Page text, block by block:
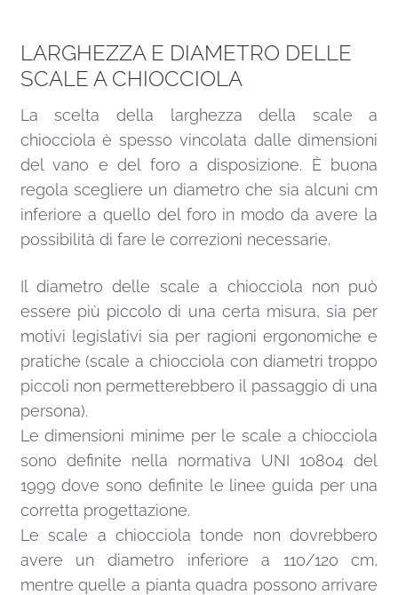
LARGHEZZA E DIAMETRO DELLE
SCALE A CHIOCCIOLA
La scelta della larghezza della scale a
chiocciola è spesso vincolata dalle dimensioni
del vano e del foro a disposizione. È buona
regola scegliere un diametro che sia alcuni cm
inferiore a quello del foro in modo da avere la
possibilità di fare le correzioni necessarie.
Il diametro delle scale a chiocciola non può
essere più piccolo di una certa misura, sia per
motivi legislativi sia per ragioni ergonomiche e
pratiche (scale a chiocciola con diametri troppo
piccoli non permetterebbero il passaggio di una
persona).
Le dimensioni minime per le scale a chiocciola
sono definite nella normativa UNI 10804 del
1999 dove sono definite le linee guida per una
corretta progettazione.
Le scale a chiocciola tonde non dovrebbero
avere un diametro inferiore a 110/120 cm,
mentre quelle a pianta quadra possono arrivare